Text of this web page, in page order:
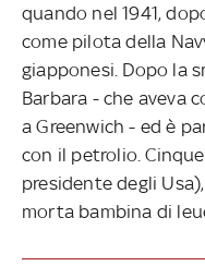
quando nel 1941,
come pilota della
giapponesi. Dopo la
Barbara - che aveva
a Greenwich - ed è
con il petrolio.
presidente degli
morta bambina di